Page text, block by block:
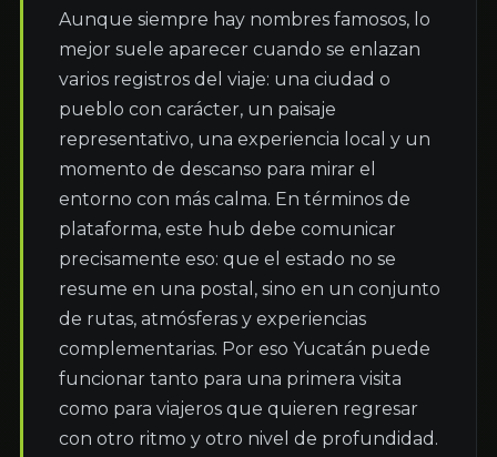
Aunque siempre hay nombres famosos, lo
mejor suele aparecer cuando se enlazan
varios registros del viaje: una ciudad o
pueblo con carácter, un paisaje
representativo, una experiencia local y un
momento de descanso para mirar el
entorno con más calma. En términos de
plataforma, este hub debe comunicar
precisamente eso: que el estado no se
resume en una postal, sino en un conjunto
de rutas, atmósferas y experiencias
complementarias. Por eso Yucatán puede
funcionar tanto para una primera visita
como para viajeros que quieren regresar
con otro ritmo y otro nivel de profundidad.